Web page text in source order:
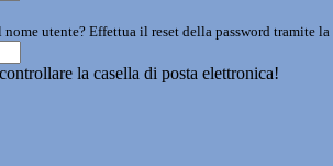
utente? Effettua il reset della password tramite la
la casella di posta elettronica!